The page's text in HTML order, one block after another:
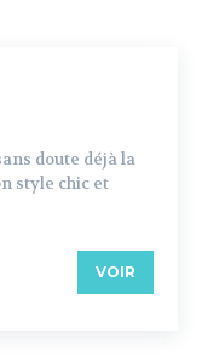
doute déjà la
style chic et
VOIR